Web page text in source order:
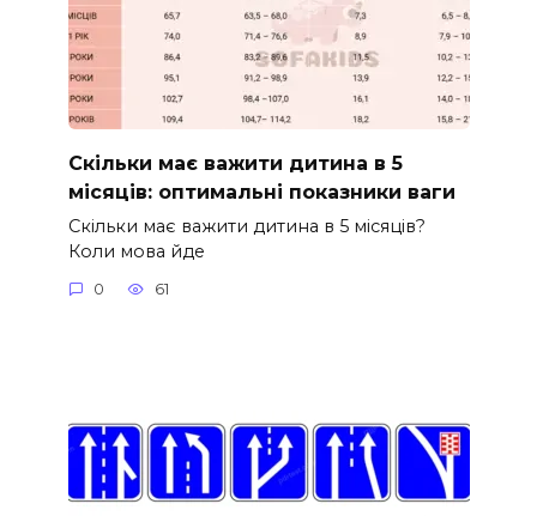
Скільки має важити дитина в 5
місяців: оптимальні показники ваги
Скільки має важити дитина в 5 місяців?
Коли мова йде
0 61